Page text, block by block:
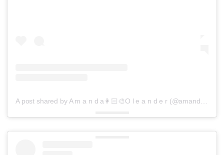
A post shared by A m a n d a👩🏻‍🎨O l e a n d e r (@amandaoleander)